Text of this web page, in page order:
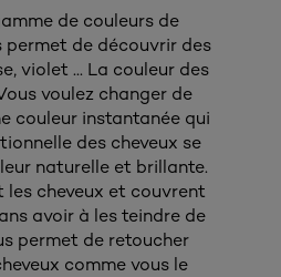
de couleurs de
permet de découvrir des
violet ... La couleur des
voulez changer de
couleur instantanée qui
des cheveux se
naturelle et brillante.
cheveux et couvrent
avoir à les teindre de
permet de retoucher
comme vous le